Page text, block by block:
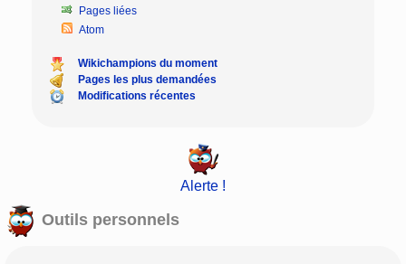
Pages liées
Atom
Wikichampions du moment
Pages les plus demandées
Modifications récentes
Alerte !
Outils personnels